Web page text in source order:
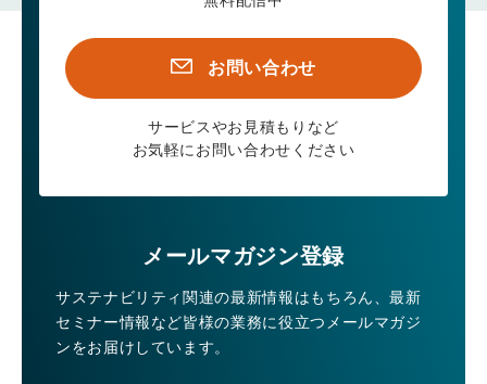
お問い合わせ
サービスやお見積もりなど
お気軽にお問い合わせください
メールマガジン登録
サステナビリティ関連の最新情報はもちろん、最新
セミナー情報など皆様の業務に役立つメールマガジ
ンをお届けしています。